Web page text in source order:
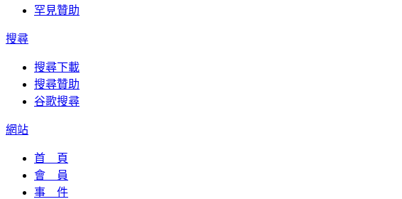
罕見贊助
搜尋
搜尋下載
搜尋贊助
谷歌搜尋
網站
首 頁
會 員
事 件